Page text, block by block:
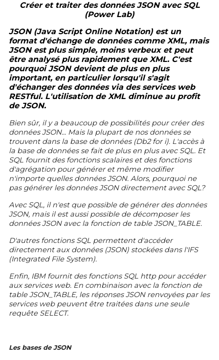
Créer et traiter des données JSON avec SQL
(Power Lab)
JSON (Java Script Online Notation) est un
format d'échange de données comme XML, mais
JSON est plus simple, moins verbeux et peut
être analysé plus rapidement que XML. C'est
pourquoi JSON devient de plus en plus
important, en particulier lorsqu'il s'agit
d'échanger des données via des services web
RESTful. L'utilisation de XML diminue au profit
de JSON.
Bien sûr, il y a beaucoup de possibilités pour créer des
données JSON... Mais la plupart de nos données se
trouvent dans la base de données (Db2 for i). L'accès à
la base de données se fait de plus en plus avec SQL. Et
SQL fournit des fonctions scalaires et des fonctions
d'agrégation pour générer et même modifier
n'importe quelles données JSON. Alors, pourquoi ne
pas générer les données JSON directement avec SQL?
Avec SQL, il n'est que possible de générer des données
JSON, mais il est aussi possible de décomposer les
données JSON avec la fonction de table JSON_TABLE.
D'autres fonctions SQL permettent d'accéder
directement aux données (JSON) stockées dans l'IFS
(Integrated File System).
Enfin, IBM fournit des fonctions SQL http pour accéder
aux services web. En combinaison avec la fonction de
table JSON_TABLE, les réponses JSON renvoyées par les
services web peuvent être traitées dans une seule
requête SELECT.
Les bases de JSON